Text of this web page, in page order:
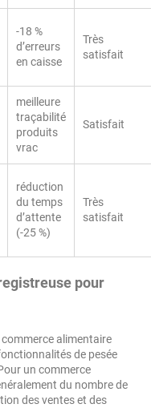
-18 %
d’erreurs
en caisse
Très
satisfait
meilleure
traçabilité
produits
vrac
Satisfait
réduction
du temps
d’attente
(-25 %)
Très
satisfait
pour
commerce alimentaire
de pesée
un commerce
du nombre de
des ventes et des